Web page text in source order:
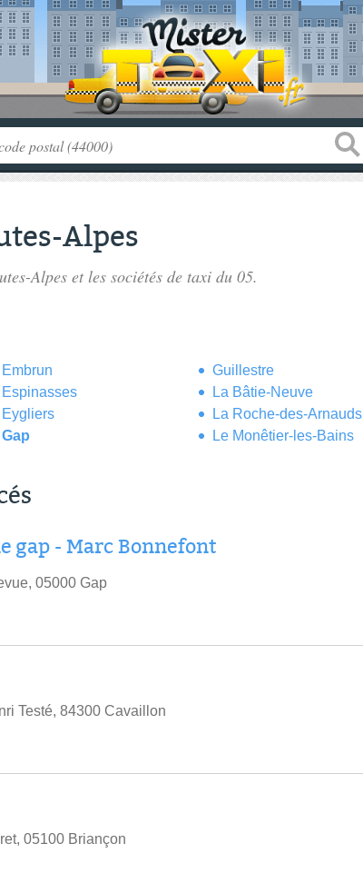
Alpes
Alpes et les sociétés de taxi du 05.
Embrun
Espinasses
Eygliers
Gap
Guillestre
La Bâtie-Neuve
La Roche-des-Arnauds
Le Monêtier-les-Bains
gap - Marc Bonnefont
05000 Gap
Testé, 84300 Cavaillon
05100 Briançon